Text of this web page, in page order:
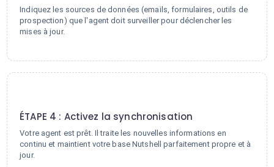
Indiquez les sources de données (emails, formulaires, outils de
prospection) que l'agent doit surveiller pour déclencher les
mises à jour.
ÉTAPE 4 : Activez la synchronisation
Votre agent est prêt. Il traite les nouvelles informations en
continu et maintient votre base Nutshell parfaitement propre et à
jour.